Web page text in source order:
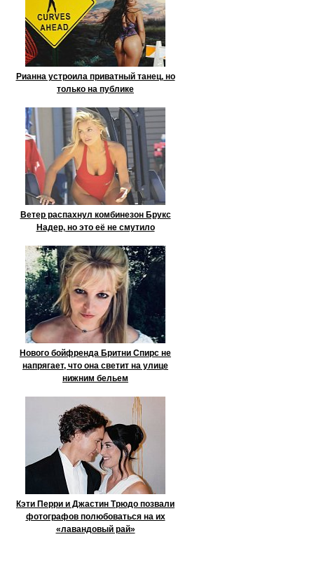
Рианна устроила приватный танец, но
только на публике
Ветер распахнул комбинезон Брукс
Надер, но это её не смутило
Нового бойфренда Бритни Спирс не
напрягает, что она светит на улице
нижним бельем
Кэти Перри и Джастин Трюдо позвали
фотографов полюбоваться на их
«лавандовый рай»